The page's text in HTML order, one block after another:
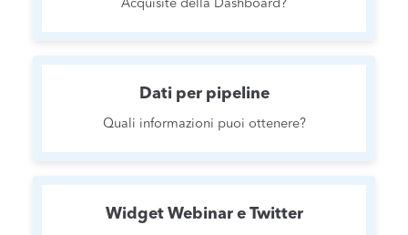
Acquisite della Dashboard?
Dati per pipeline
Quali informazioni puoi ottenere?
Widget Webinar e Twitter